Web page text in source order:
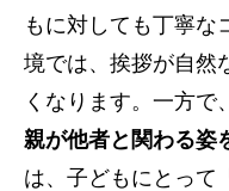
もに対しても丁寧な
境では、挨拶が自然
くなります。一方で、
親が他者と関わる姿
は、子どもにとって